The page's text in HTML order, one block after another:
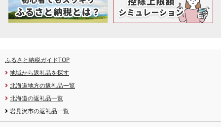
ふるさと納税ガイドTOP
地域から返礼品を探す
北海道地方の返礼品一覧
北海道の返礼品一覧
岩見沢市の返礼品一覧